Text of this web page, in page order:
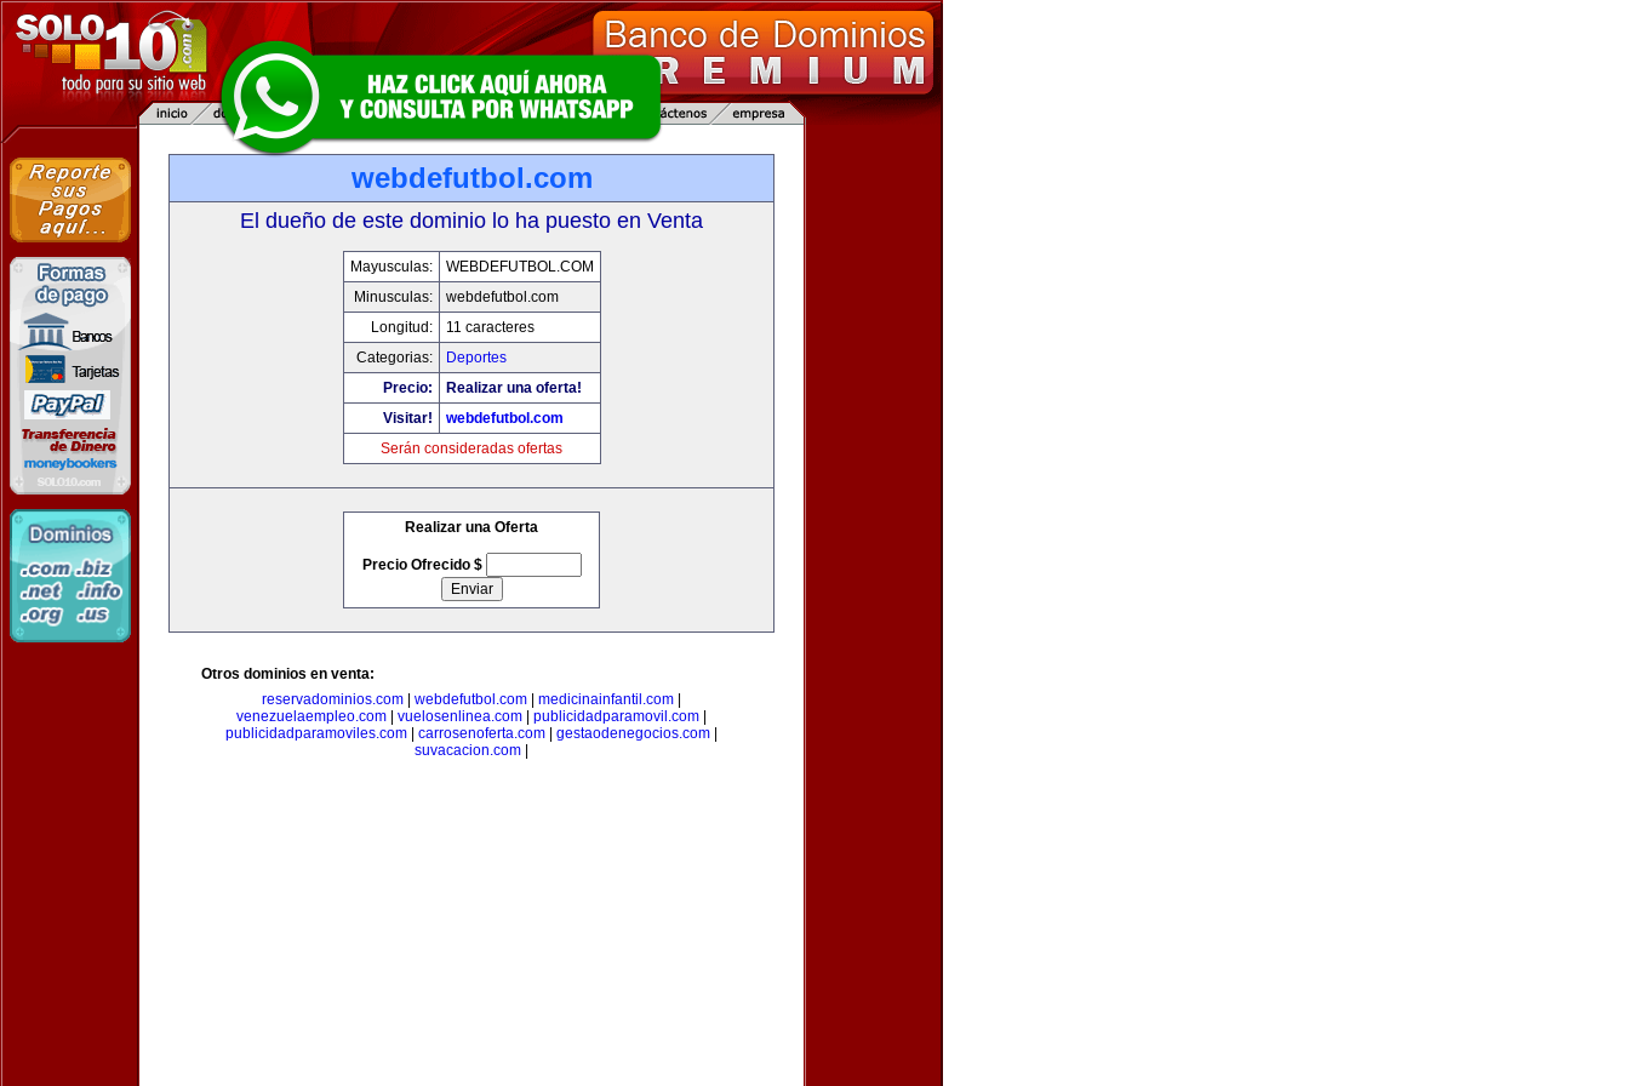
webdefutbol.com
El dueño de este dominio lo ha puesto en Venta
Mayusculas:
WEBDEFUTBOL.COM
Minusculas:
webdefutbol.com
Longitud:
11 caracteres
Categorias:
Deportes
Precio:
Realizar una oferta!
Visitar!
webdefutbol.com
Serán consideradas ofertas
Realizar una Oferta
Precio Ofrecido $
Otros dominios en venta:
reservadominios.com
webdefutbol.com medicinainfantil.com
venezuelaempleo.com
vuelosenlinea.com publicidadparamovil.com
publicidadparamoviles.com
carrosenoferta.com gestaodenegocios.com
suvacacion.com